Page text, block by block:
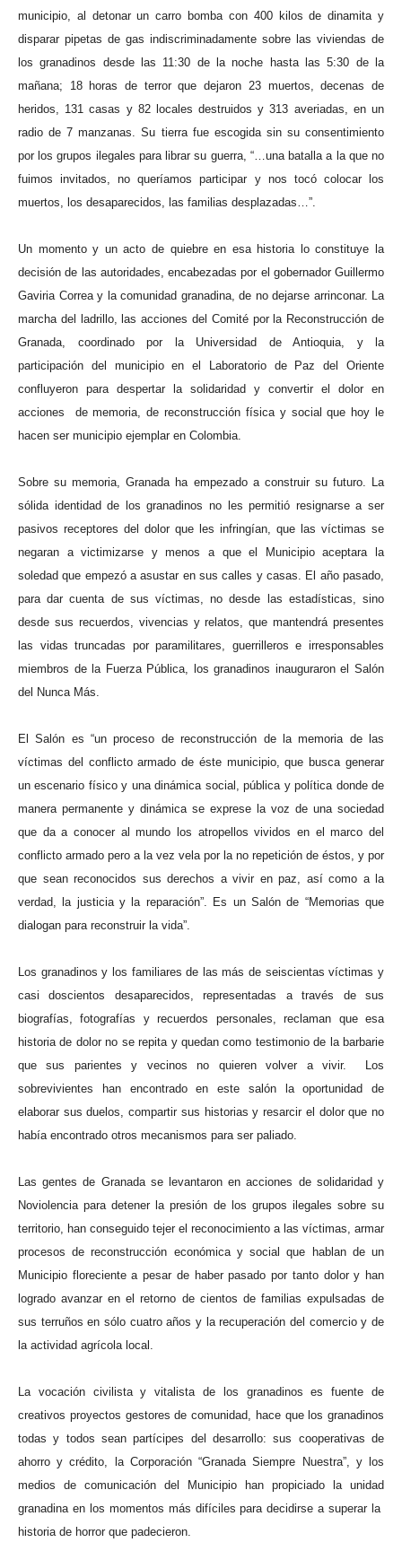
municipio, al detonar un carro bomba con 400 kilos de dinamita y
disparar pipetas de gas indiscriminadamente sobre las viviendas de
los granadinos desde las 11:30 de la noche hasta las 5:30 de la
mañana; 18 horas de terror que dejaron 23 muertos, decenas de
heridos, 131 casas y 82 locales destruidos y 313 averiadas, en un
radio de 7 manzanas. Su tierra fue escogida sin su consentimiento
por los grupos ilegales para librar su guerra, “…una batalla a la que no
fuimos invitados, no queríamos participar y nos tocó colocar los
muertos, los desaparecidos, las familias desplazadas…”.
Un momento y un acto de quiebre en esa historia lo constituye la
decisión de las autoridades, encabezadas por el gobernador Guillermo
Gaviria Correa y la comunidad granadina, de no dejarse arrinconar. La
marcha del ladrillo, las acciones del Comité por la Reconstrucción de
Granada, coordinado por la Universidad de Antioquia, y la
participación del municipio en el Laboratorio de Paz del Oriente
confluyeron para despertar la solidaridad y convertir el dolor en
acciones
de memoria, de reconstrucción física y social que hoy le
hacen ser municipio ejemplar en Colombia.
Sobre su memoria, Granada ha empezado a construir su futuro. La
sólida identidad de los granadinos no les permitió resignarse a ser
pasivos receptores del dolor que les infringían, que las víctimas se
negaran a victimizarse y menos a que el Municipio aceptara la
soledad que empezó a asustar en sus calles y casas. El año pasado,
para dar cuenta de sus víctimas, no desde las estadísticas, sino
desde sus recuerdos, vivencias y relatos, que mantendrá presentes
las vidas truncadas por paramilitares, guerrilleros e irresponsables
miembros de la Fuerza Pública, los granadinos inauguraron el Salón
del Nunca Más.
El Salón es “un proceso de reconstrucción de la memoria de las
víctimas del conflicto armado de éste municipio, que busca generar
un escenario físico y una dinámica social, pública y política donde de
manera permanente y dinámica se exprese la voz de una sociedad
que da a conocer al mundo los atropellos vividos en el marco del
conflicto armado pero a la vez vela por la no repetición de éstos, y por
que sean reconocidos sus derechos a vivir en paz, así como a la
verdad, la justicia y la reparación”. Es un Salón de “Memorias que
dialogan para reconstruir la vida”.
Los granadinos y los familiares de las más de seiscientas víctimas y
casi doscientos desaparecidos, representadas a través de sus
biografías, fotografías y recuerdos personales, reclaman que esa
historia de dolor no se repita y quedan como testimonio de la barbarie
que sus parientes y vecinos no quieren volver a vivir.
Los
sobrevivientes han encontrado en este salón la oportunidad de
elaborar sus duelos, compartir sus historias y resarcir el dolor que no
había encontrado otros mecanismos para ser paliado.
Las gentes de Granada se levantaron en acciones de solidaridad y
Noviolencia para detener la presión de los grupos ilegales sobre su
territorio, han conseguido tejer el reconocimiento a las víctimas, armar
procesos de reconstrucción económica y social que hablan de un
Municipio floreciente a pesar de haber pasado por tanto dolor y han
logrado avanzar en el retorno de cientos de familias expulsadas de
sus terruños en sólo cuatro años y la recuperación del comercio y de
la actividad agrícola local.
La vocación civilista y vitalista de los granadinos es fuente de
creativos proyectos gestores de comunidad, hace que los granadinos
todas y todos sean partícipes del desarrollo: sus cooperativas de
ahorro y crédito, la Corporación “Granada Siempre Nuestra”, y los
medios de comunicación del Municipio han propiciado la unidad
granadina en los momentos más difíciles para decidirse a superar la
historia de horror que padecieron.